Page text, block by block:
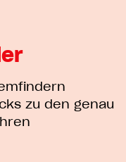
zu den genau